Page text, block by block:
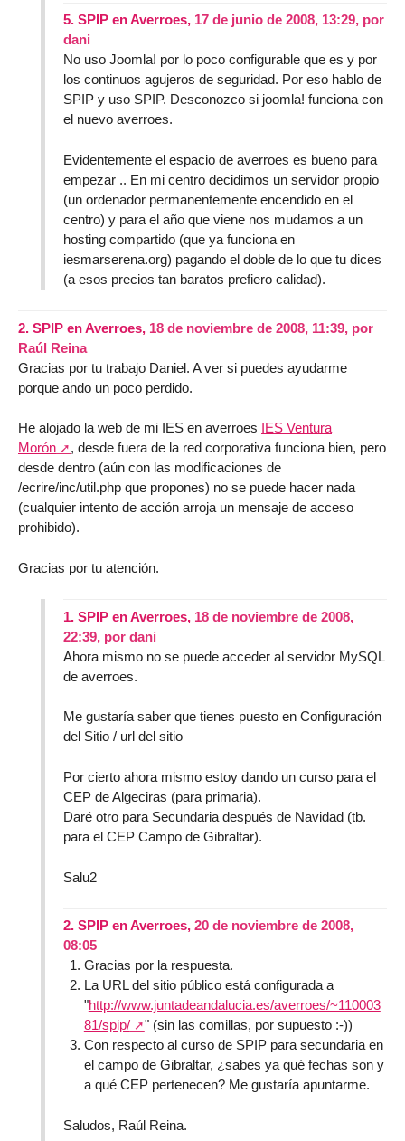
5. SPIP en Averroes, 17 de junio de 2008, 13:29, por
dani
No uso Joomla! por lo poco configurable que es y por
los continuos agujeros de seguridad. Por eso hablo de
SPIP y uso SPIP. Desconozco si joomla! funciona con
el nuevo averroes.
Evidentemente el espacio de averroes es bueno para
empezar .. En mi centro decidimos un servidor propio
(un ordenador permanentemente encendido en el
centro) y para el año que viene nos mudamos a un
hosting compartido (que ya funciona en
iesmarserena.org) pagando el doble de lo que tu dices
(a esos precios tan baratos prefiero calidad).
2. SPIP en Averroes, 18 de noviembre de 2008, 11:39, por
Raúl Reina
Gracias por tu trabajo Daniel. A ver si puedes ayudarme
porque ando un poco perdido.
He alojado la web de mi IES en averroes IES Ventura
Morón
, desde fuera de la red corporativa funciona bien, pero
desde dentro (aún con las modificaciones de
/ecrire/inc/util.php que propones) no se puede hacer nada
(cualquier intento de acción arroja un mensaje de acceso
prohibido).
Gracias por tu atención.
1. SPIP en Averroes, 18 de noviembre de 2008,
22:39, por dani
Ahora mismo no se puede acceder al servidor MySQL
de averroes.
Me gustaría saber que tienes puesto en Configuración
del Sitio / url del sitio
Por cierto ahora mismo estoy dando un curso para el
CEP de Algeciras (para primaria).
Daré otro para Secundaria después de Navidad (tb.
para el CEP Campo de Gibraltar).
Salu2
2. SPIP en Averroes, 20 de noviembre de 2008,
08:05
Gracias por la respuesta.
La URL del sitio público está configurada a
"http://www.juntadeandalucia.es/averroes/~110003
81/spip/
" (sin las comillas, por supuesto :-))
Con respecto al curso de SPIP para secundaria en
el campo de Gibraltar, ¿sabes ya qué fechas son y
a qué CEP pertenecen? Me gustaría apuntarme.
Saludos, Raúl Reina.